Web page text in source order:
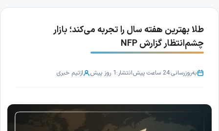
طلا بهترین هفته سال را تجربه می‌کند؛ بازار
چشم‌انتظار گزارش NFP
به‌روزرسانی:24 ساعت پیش انتشار:1 روز پیش ازتیم خبری